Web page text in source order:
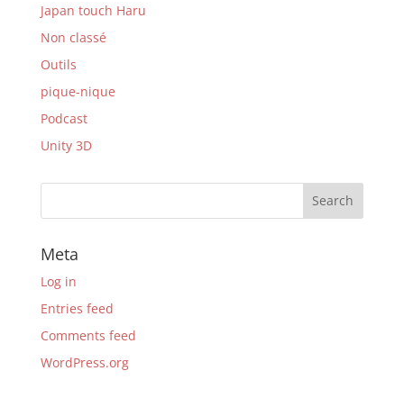
Japan touch Haru
Non classé
Outils
pique-nique
Podcast
Unity 3D
Meta
Log in
Entries feed
Comments feed
WordPress.org